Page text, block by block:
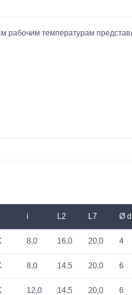
рабочим температурам
i L2 L7 Ø
8,0 16,0 20,0 4
8,0 14,5 20,0 6
12,0 14,5 20,0 6